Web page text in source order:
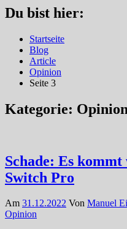
Du bist hier:
Startseite
Blog
Article
Opinion
Seite 3
Kategorie: Opinion
Schade: Es
Switch Pro
Am 31.12.2022 Von Manuel
Opinion